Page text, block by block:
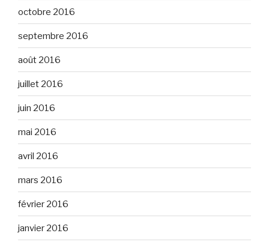
octobre 2016
septembre 2016
août 2016
juillet 2016
juin 2016
mai 2016
avril 2016
mars 2016
février 2016
janvier 2016